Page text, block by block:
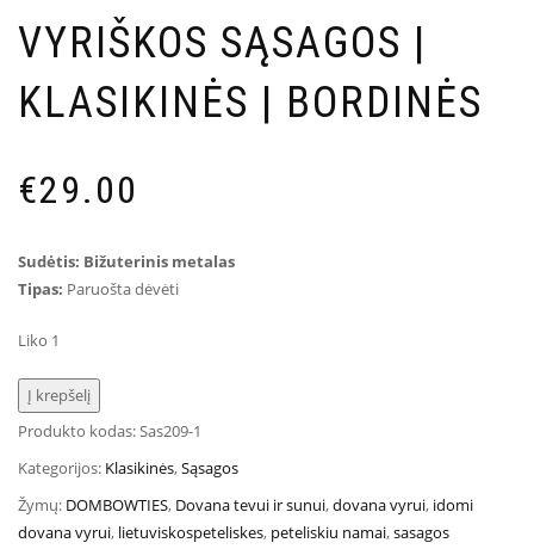
VYRIŠKOS SĄSAGOS |
KLASIKINĖS | BORDINĖS
€29.00
Sudėtis: Bižuterinis metalas
Tipas: Paruošta dėvėti
Liko 1
Į krepšelį
Produkto kodas:Sas209-1
Kategorijos: Klasikinės,Sąsagos
Žymų: DOMBOWTIES, Dovana tevui ir sunui,dovana vyrui, idomi
dovana vyrui, lietuviskospeteliskes, peteliskiu namai,sasagos